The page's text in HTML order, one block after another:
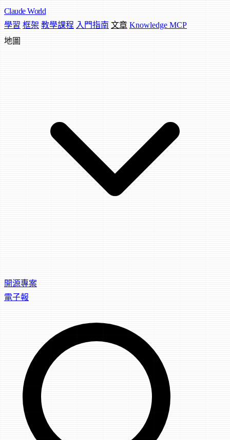
Claude World
學習 框架 教學課程 入門指南 文章 Knowledge MCP
地圖
開源專案
電子報